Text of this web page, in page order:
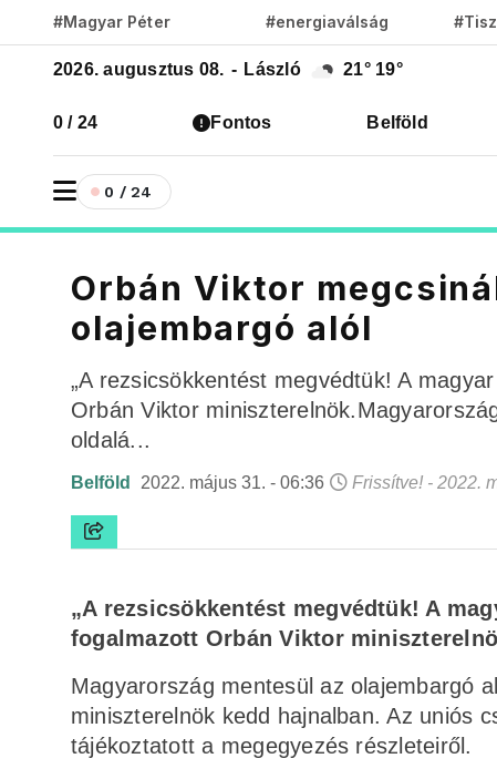
#Magyar Péter #energiaválság
2026. augusztus 08. - László 21° 19°
0 / 24 Fontos Belföld
0 / 24
Orbán Viktor
olajembargó alól
„A rezsicsökkentést megvédtük! A
Orbán Viktor
oldalá...
Belföld 2022. május 31. - 06:36 Frissítve! - 2022.
„A rezsicsökkentést megvédtük! A
fogalmazott Orbán Viktor
Magyarország mentesül az olajembargó
miniszterelnök kedd hajnalban. Az uniós
tájékoztatott a megegyezés részleteiről.